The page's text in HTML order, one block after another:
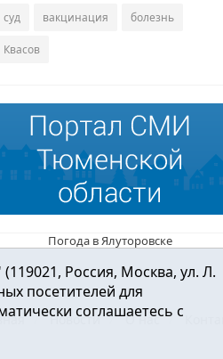
суд вакцинация болезнь
Квасов
Погода в Ялуторовске
Новости О нас
Россия, Москва, ул. Л.
посетителей для
соглашаетесь с